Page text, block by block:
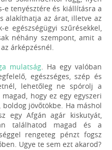
e tenyésztére és kiállításra a
alakíthatja az árat, illetve az
egészségügyi szűrésekkel,
néhány szempont, amit a
árképzésnél.
mulatság. Ha egy valóban
egészséges, szép és
lehetőleg ne spórolj a
hogy ez egy egyszeri
jövőtökbe. Ha máshol
egy Afgán agár kiskutyát,
találhatod magad és a
rengeteg pénzt fogsz
Ugye te sem ezt akarod?